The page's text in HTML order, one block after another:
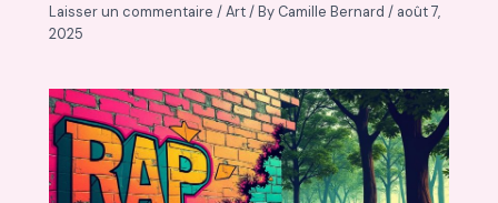
Laisser un commentaire /Art/ By Camille Bernard/ août 7,
2025